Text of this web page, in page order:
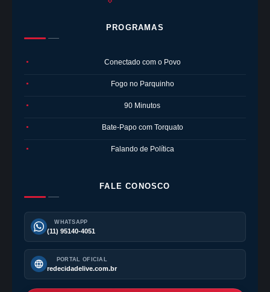
PROGRAMAS
● Conectado com o Povo
● Fogo no Parquinho
● 90 Minutos
● Bate-Papo com Torquato
● Falando de Política
FALE CONOSCO
WHATSAPP
(11) 95140-4051
PORTAL OFICIAL
redecidadelive.com.br